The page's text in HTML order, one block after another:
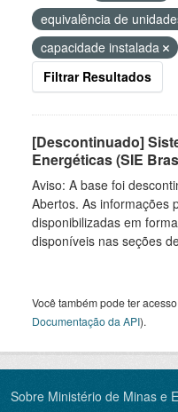
equivalência de
capacidade instalada
Filtrar Resultados
[Descontinuado]
Energéticas (SIE
Aviso: A base foi
Abertos. As informações
disponibilizadas em
disponíveis nas seções
Você também pode ter
Documentação da API).
Sobre Ministério de Minas e